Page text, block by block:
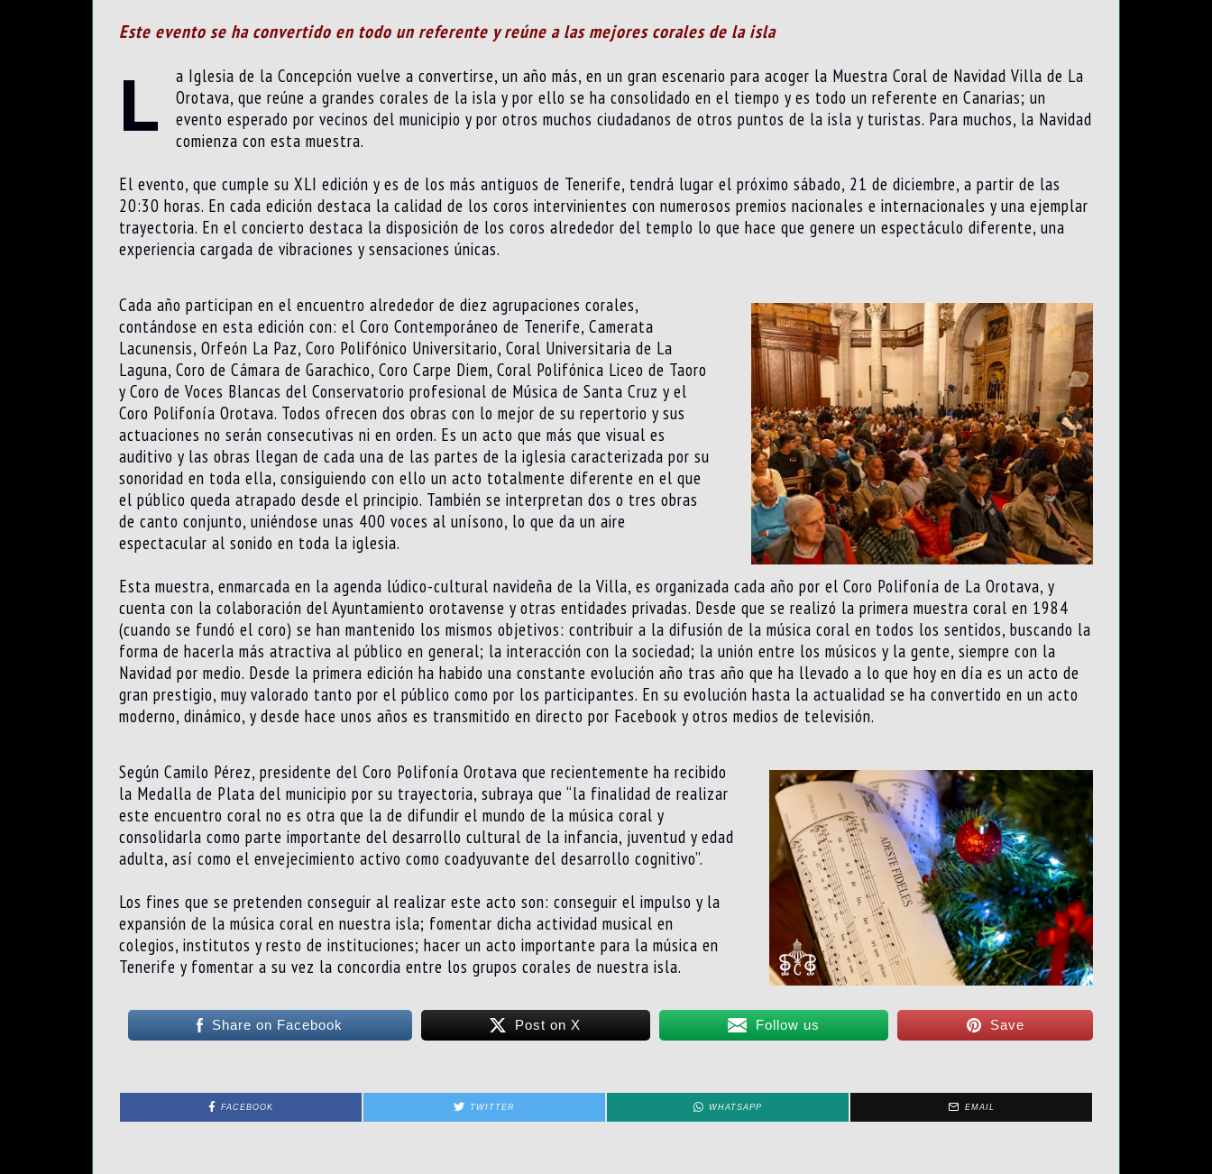
Este evento se ha convertido en todo un referente y reúne a las mejores corales de la isla
L
a Iglesia de la Concepción vuelve a convertirse, un año más, en un gran escenario para acoger la Muestra Coral de Navidad Villa de La
Orotava, que reúne a grandes corales de la isla y por ello se ha consolidado en el tiempo y es todo un referente en Canarias; un
evento esperado por vecinos del municipio y por otros muchos ciudadanos de otros puntos de la isla y turistas. Para muchos, la Navidad
comienza con esta muestra.
El evento, que cumple su XLI edición y es de los más antiguos de Tenerife, tendrá lugar el próximo sábado, 21 de diciembre, a partir de las
20:30 horas. En cada edición destaca la calidad de los coros intervinientes con numerosos premios nacionales e internacionales y una ejemplar
trayectoria. En el concierto destaca la disposición de los coros alrededor del templo lo que hace que genere un espectáculo diferente, una
experiencia cargada de vibraciones y sensaciones únicas.
Cada año participan en el encuentro alrededor de diez agrupaciones corales,
contándose en esta edición con: el Coro Contemporáneo de Tenerife, Camerata
Lacunensis, Orfeón La Paz, Coro Polifónico Universitario, Coral Universitaria de La
Laguna, Coro de Cámara de Garachico, Coro Carpe Diem, Coral Polifónica Liceo de Taoro
y Coro de Voces Blancas del Conservatorio profesional de Música de Santa Cruz y el
Coro Polifonía Orotava. Todos ofrecen dos obras con lo mejor de su repertorio y sus
actuaciones no serán consecutivas ni en orden. Es un acto que más que visual es
auditivo y las obras llegan de cada una de las partes de la iglesia caracterizada por su
sonoridad en toda ella, consiguiendo con ello un acto totalmente diferente en el que
el público queda atrapado desde el principio. También se interpretan dos o tres obras
de canto conjunto, uniéndose unas 400 voces al unísono, lo que da un aire
espectacular al sonido en toda la iglesia.
Esta muestra, enmarcada en la agenda lúdico-cultural navideña de la Villa, es organizada cada año por el Coro Polifonía de La Orotava, y
cuenta con la colaboración del Ayuntamiento orotavense y otras entidades privadas. Desde que se realizó la primera muestra coral en 1984
(cuando se fundó el coro) se han mantenido los mismos objetivos: contribuir a la difusión de la música coral en todos los sentidos, buscando la
forma de hacerla más atractiva al público en general; la interacción con la sociedad; la unión entre los músicos y la gente, siempre con la
Navidad por medio. Desde la primera edición ha habido una constante evolución año tras año que ha llevado a lo que hoy en día es un acto de
gran prestigio, muy valorado tanto por el público como por los participantes. En su evolución hasta la actualidad se ha convertido en un acto
moderno, dinámico, y desde hace unos años es transmitido en directo por Facebook y otros medios de televisión.
Según Camilo Pérez, presidente del Coro Polifonía Orotava que recientemente ha recibido
la Medalla de Plata del municipio por su trayectoria, subraya que “la finalidad de realizar
este encuentro coral no es otra que la de difundir el mundo de la música coral y
consolidarla como parte importante del desarrollo cultural de la infancia, juventud y edad
adulta, así como el envejecimiento activo como coadyuvante del desarrollo cognitivo”.
Los fines que se pretenden conseguir al realizar este acto son: conseguir el impulso y la
expansión de la música coral en nuestra isla; fomentar dicha actividad musical en
colegios, institutos y resto de instituciones; hacer un acto importante para la música en
Tenerife y fomentar a su vez la concordia entre los grupos corales de nuestra isla.
Share on Facebook Post on X Follow us Save
FACEBOOK TWITTER WHATSAPP EMAIL